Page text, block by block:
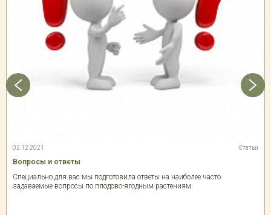
02.12.2021 Статьи
Вопросы и ответы
Специально для вас мы подготовила ответы на наиболее часто
задаваемые вопросы по плодово-ягодным растениям.